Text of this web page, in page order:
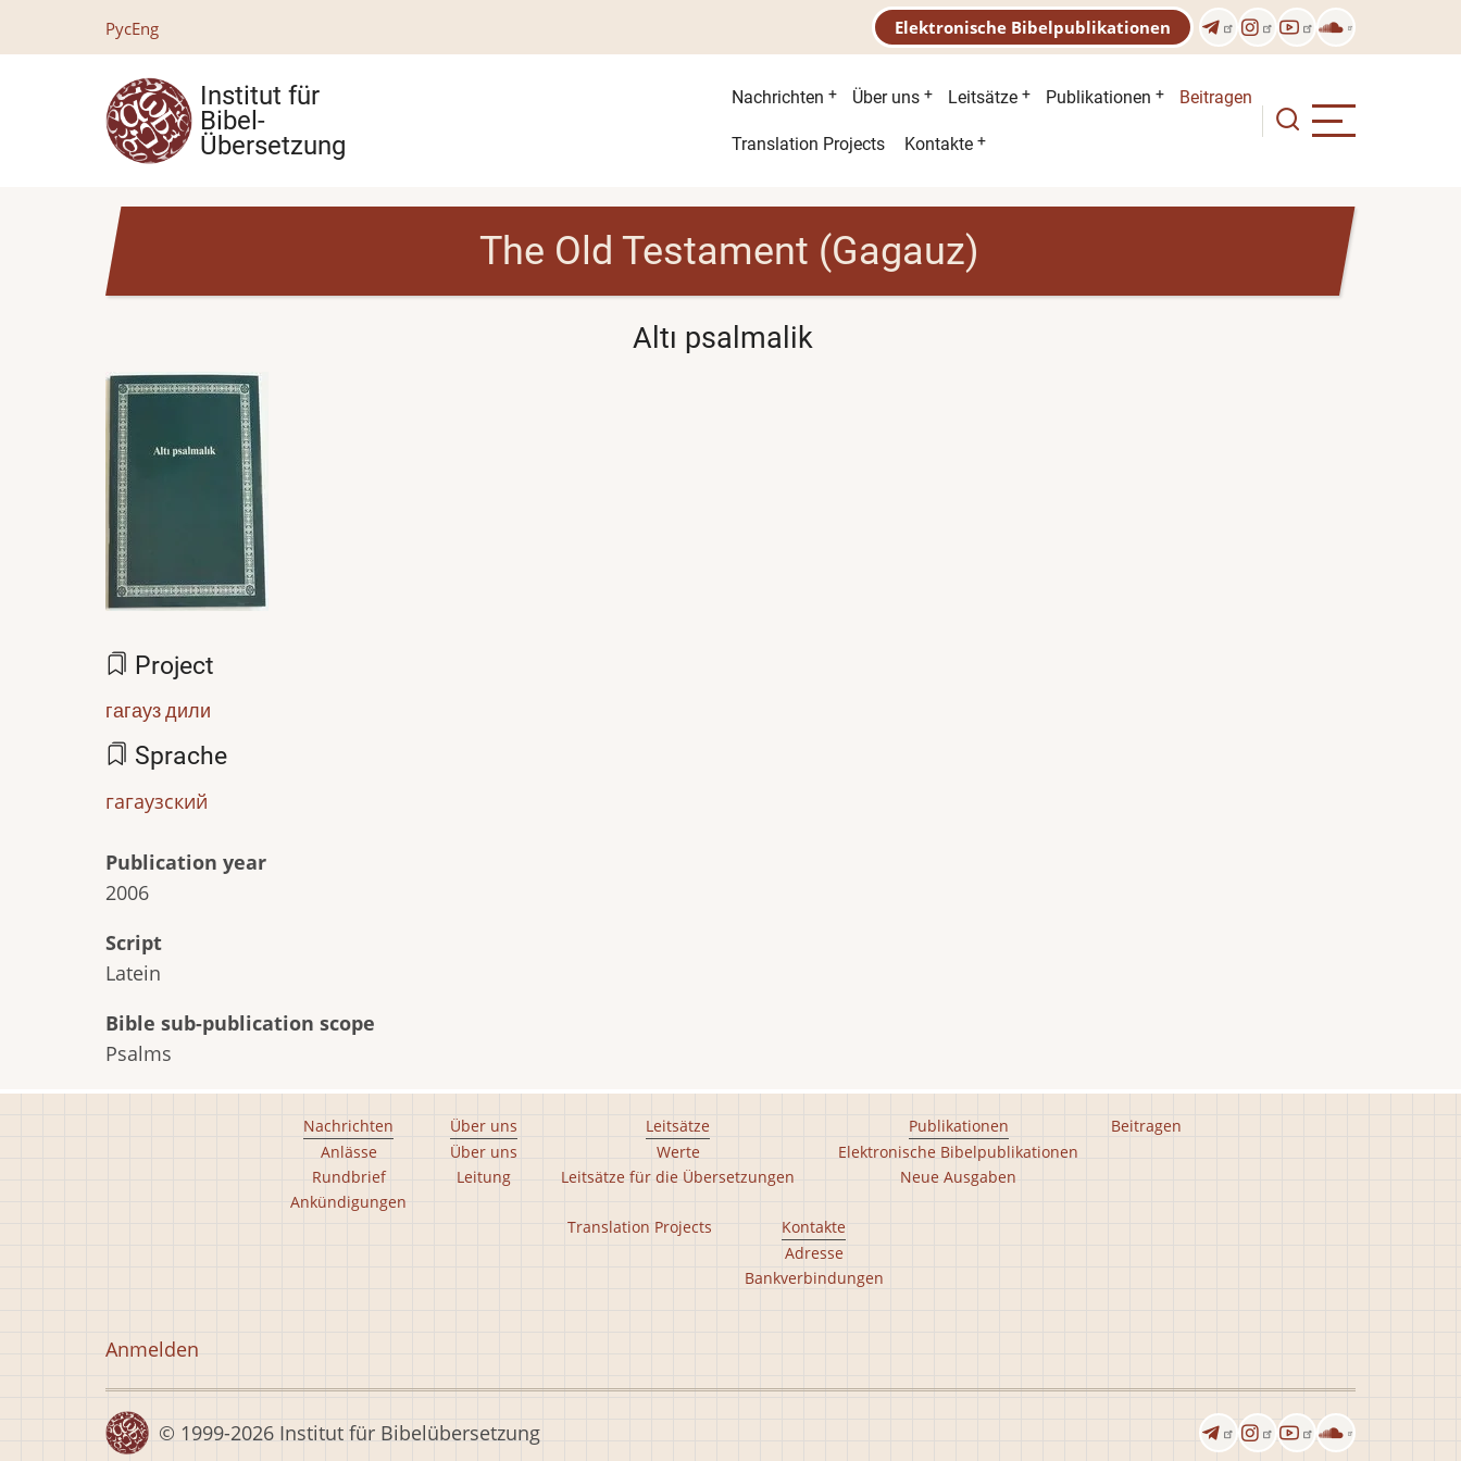
РусEng Elektronische Bibelpublikationen
Institut für
Bibel-
Übersetzung
Hauptnavigation
Nachrichten Über uns Leitsätze Publikationen Beitragen
Second
Translation Projects Kontakte
The Old Testament (Gagauz)
Altı psalmalik
Project
гагауз дили
Sprache
гагаузский
Publication year
2006
Script
Latein
Bible sub-publication scope
Psalms
Nachrichten
Anlässe
Rundbrief
Ankündigungen
Über uns
Über uns
Leitung
Leitsätze
Werte
Leitsätze für die Übersetzungen
Publikationen
Elektronische Bibelpublikationen
Neue Ausgaben
Beitragen
Translation Projects
Kontakte
Adresse
Bankverbindungen
Benutzermenü
Anmelden
© 1999-2026 Institut für Bibelübersetzung